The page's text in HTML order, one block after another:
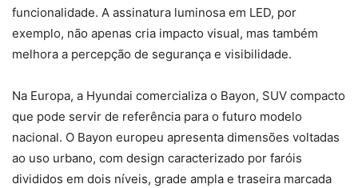
funcionalidade. A assinatura luminosa em LED, por
exemplo, não apenas cria impacto visual, mas também
melhora a percepção de segurança e visibilidade.
Na Europa, a Hyundai comercializa o Bayon, SUV compacto
que pode servir de referência para o futuro modelo
nacional. O Bayon europeu apresenta dimensões voltadas
ao uso urbano, com design caracterizado por faróis
divididos em dois níveis, grade ampla e traseira marcada